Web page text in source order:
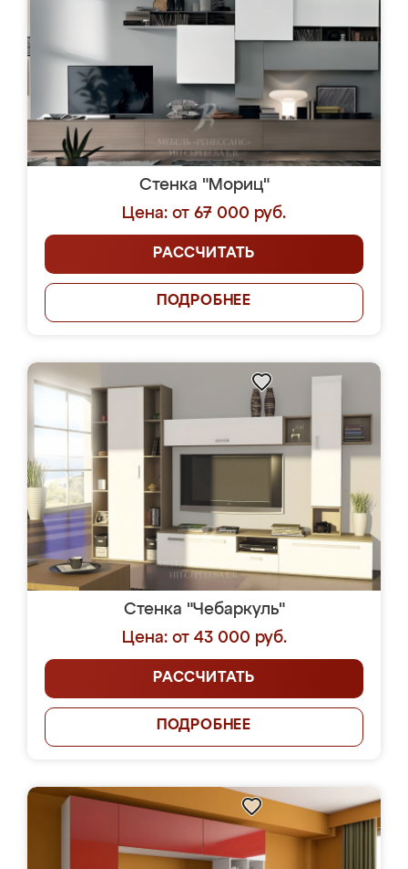
Стенка "Мориц"
Цена: от 67 000 руб.
РАССЧИТАТЬ
ПОДРОБНЕЕ
Стенка "Чебаркуль"
Цена: от 43 000 руб.
РАССЧИТАТЬ
ПОДРОБНЕЕ